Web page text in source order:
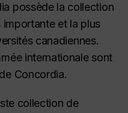
possède la collection
importante et la plus
canadiennes.
internationale sont
Concordia.
collection de